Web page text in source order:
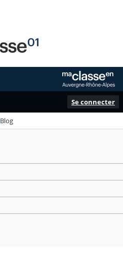
Se connecter
Blog